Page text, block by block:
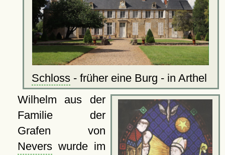
Schloss- früher eine Burg - in Arthel
Wilhelm aus der
Familie der
Grafen von
Neverswurde im